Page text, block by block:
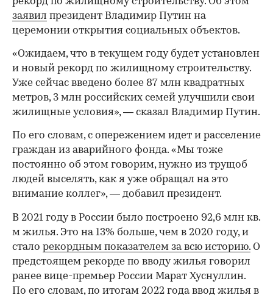
заявил президент Владимир Путин на
церемонии открытия социальных объектов.
«Ожидаем, что в текущем году будет установлен
и новый рекорд по жилищному строительству.
Уже сейчас введено более 87 млн квадратных
метров, 3 млн российских семей улучшили свои
жилищные условия», — сказал Владимир Путин.
По его словам, с опережением идет и расселение
граждан из аварийного фонда. «Мы тоже
постоянно об этом говорим, нужно из трущоб
людей выселять, как я уже обращал на это
внимание коллег», — добавил президент.
В 2021 году в России было построено 92,6 млн кв.
м жилья. Это на 13% больше, чем в 2020 году, и
стало рекордным показателем за всю историю. О
предстоящем рекорде по вводу жилья говорил
ранее вице-премьер России Марат Хуснуллин.
По его словам, по итогам 2022 года ввод жилья в